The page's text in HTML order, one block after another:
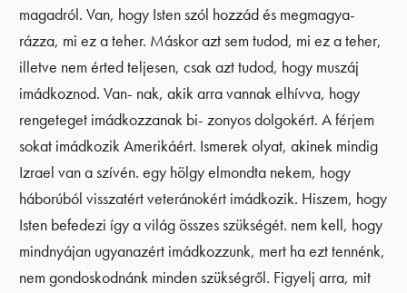
magadról. Van, hogy Isten szól hozzád és megmagya-
rázza, mi ez a teher. Máskor azt sem tudod, mi ez a teher,
illetve nem érted teljesen, csak azt tudod, hogy muszáj
imádkoznod. Van- nak, akik arra vannak elhívva, hogy
rengeteget imádkozzanak bi- zonyos dolgokért. A férjem
sokat imádkozik Amerikáért. Ismerek olyat, akinek mindig
Izrael van a szívén. egy hölgy elmondta nekem, hogy
háborúból visszatért veteránokért imádkozik. Hiszem, hogy
Isten befedezi így a világ összes szükségét. nem kell, hogy
mindnyájan ugyanazért imádkozzunk, mert ha ezt tennénk,
nem gondoskodnánk minden szükségről. Figyelj arra, mit